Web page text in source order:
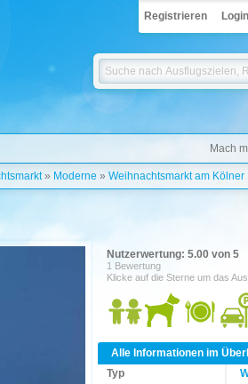
Registrieren Login
Mach
» Moderne » Weihnachtsmarkt am Kölner
Nutzerwertung: 5.00 von 5
1 Bewertung
Klicke auf die Sterne um das
Alle Informationen im
Typ